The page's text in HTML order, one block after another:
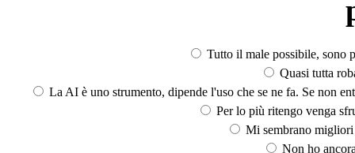
Tutto il male possibile, sono
Quasi tutta
La AI è uno strumento, dipende l'uso che se ne fa. Se non
Per lo più ritengo venga
Mi sembrano
Non ho